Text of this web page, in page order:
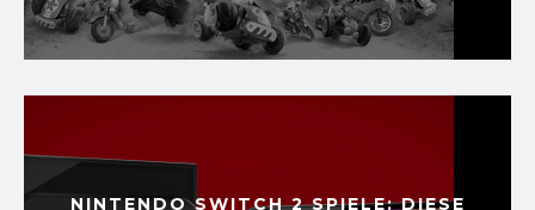
NINTENDO SWITCH 2 SPIELE: DIESE